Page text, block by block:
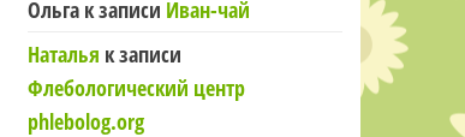
Ольгак записи Иван-чай
Наталья к записи
Флебологический центр
phlebolog.org